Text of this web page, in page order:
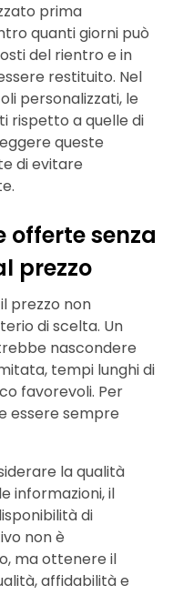
prima
quanti giorni può
del rientro e in
restituito. Nel
personalizzati, le
rispetto a quelle di
queste
di evitare
offerte senza
prezzo
prezzo non
di scelta. Un
nascondere
tempi lunghi di
favorevoli. Per
essere sempre
la qualità
informazioni, il
di
non è
ma ottenere il
affidabilità e